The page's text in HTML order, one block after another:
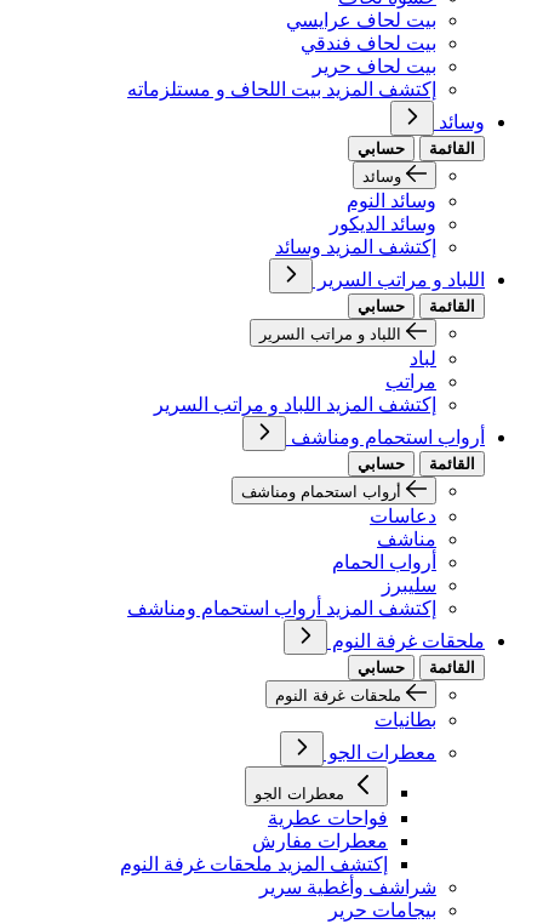
بيت لحاف عرايسي
بيت لحاف فندقي
بيت لحاف حرير
إكتشف المزيد بيت اللحاف و مستلزماته
وسائد
القائمة
حسابي
وسائد
وسائد النوم
وسائد الديكور
إكتشف المزيد وسائد
اللباد و مراتب السرير
القائمة
حسابي
اللباد و مراتب السرير
لباد
مراتب
إكتشف المزيد اللباد و مراتب السرير
أرواب استحمام ومناشف
القائمة
حسابي
أرواب استحمام ومناشف
دعاسات
مناشف
أرواب الحمام
سليبرز
إكتشف المزيد أرواب استحمام ومناشف
ملحقات غرفة النوم
القائمة
حسابي
ملحقات غرفة النوم
بطانيات
معطرات الجو
معطرات الجو
فواحات عطرية
معطرات مفارش
إكتشف المزيد ملحقات غرفة النوم
شراشف وأغطية سرير
بيجامات حرير